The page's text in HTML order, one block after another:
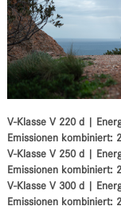
V-Klasse V 220 d |
Emissionen kombiniert:
V-Klasse V 250 d |
Emissionen kombiniert:
V-Klasse V 300 d |
Emissionen kombiniert: